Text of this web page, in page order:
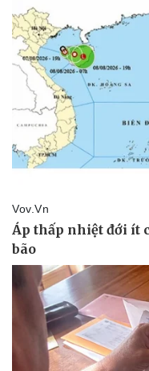
Thể thao
Bóng đá